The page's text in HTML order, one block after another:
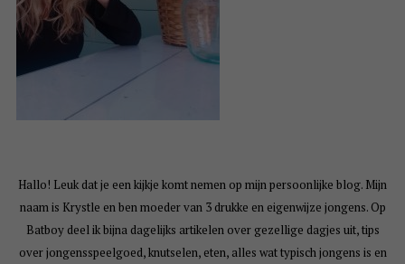
Hallo! Leuk dat je een kijkje komt nemen op mijn persoonlijke blog. Mijn
naam is Krystle en ben moeder van 3 drukke en eigenwijze jongens. Op
Batboy deel ik bijna dagelijks artikelen over gezellige dagjes uit, tips
over jongensspeelgoed, knutselen, eten, alles wat typisch jongens is en